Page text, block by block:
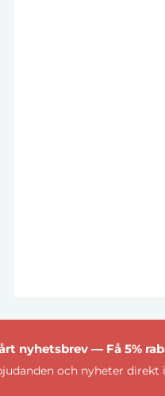
nyhetsbrev — Få 5%
och nyheter direkt